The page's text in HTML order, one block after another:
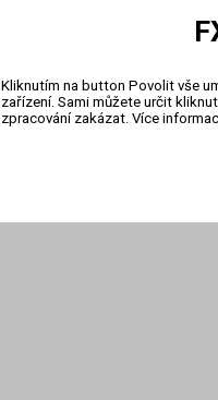
Kliknutím na button Povolit vše
zařízení. Sami můžete určit
zpracování zakázat. Více